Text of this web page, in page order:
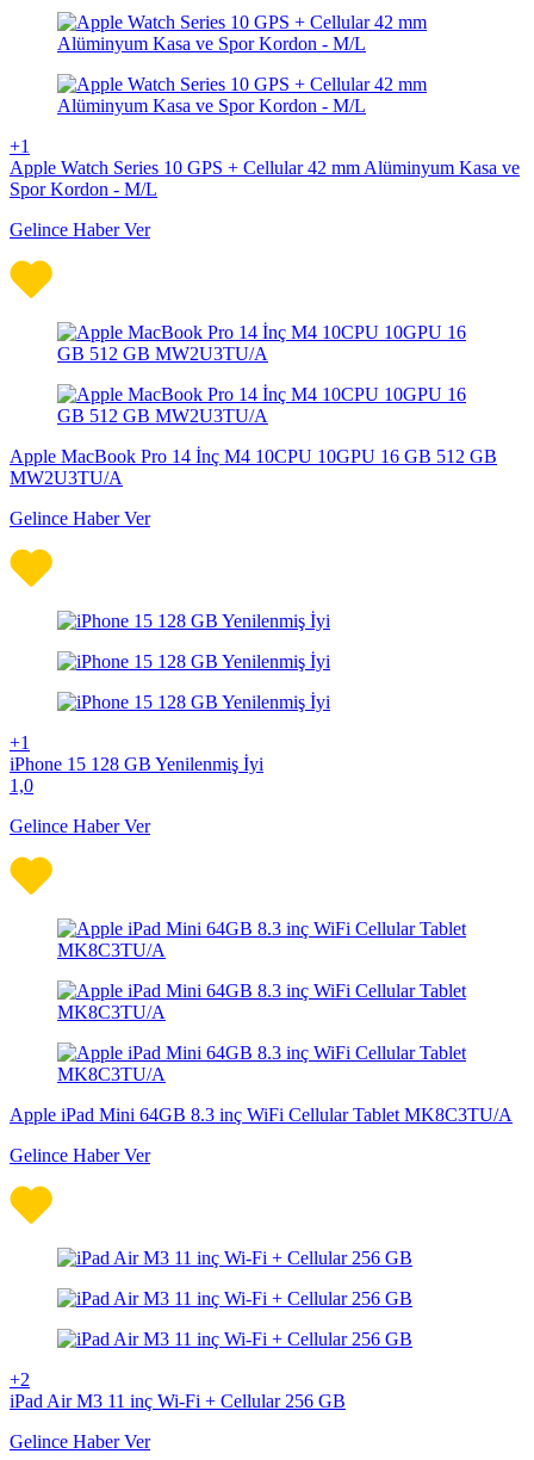
+1
Apple Watch Series 10 GPS + Cellular 42 mm Alüminyum Kasa ve
Spor Kordon - M/L
Gelince Haber Ver
Apple MacBook Pro 14 İnç M4 10CPU 10GPU 16 GB 512 GB
MW2U3TU/A
Gelince Haber Ver
+1
iPhone 15 128 GB Yenilenmiş İyi
1,0
Gelince Haber Ver
Apple iPad Mini 64GB 8.3 inç WiFi Cellular Tablet MK8C3TU/A
Gelince Haber Ver
+2
iPad Air M3 11 inç Wi-Fi + Cellular 256 GB
Gelince Haber Ver